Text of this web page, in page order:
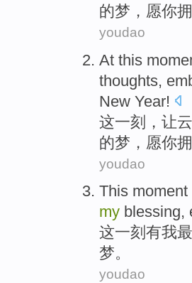
的梦 ， 愿你
youdao
At this
thoughts,
New Year!
这一刻 ， 让
的梦 ， 愿你
youdao
This moment
my blessing,
这一刻 有我
梦。
youdao